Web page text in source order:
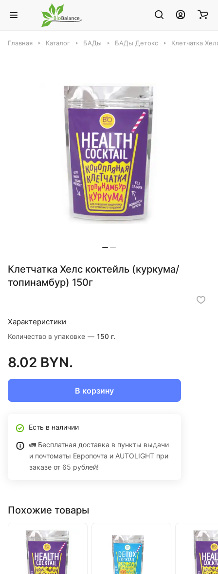
Главная Каталог БАДы БАДы Детокс Клетчатка
Клетчатка Хелс коктейль (куркума/
топинамбур) 150г
Характеристики
Количество в упаковке — 150 г.
8.02 BYN.
В корзину
Есть в наличии
🚛 Бесплатная доставка в пункты выдачи
и почтоматы Европочта и AUTOLIGHT при
заказе от 65 рублей!
Похожие товары